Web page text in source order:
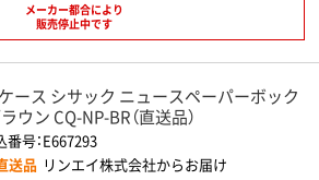
メーカー都合により
販売停止中です
ース シサック ニュースペーパーボック
ウン CQ-NP-BR（直送品）
番号：E667293
送品 リンエイ株式会社からお届け